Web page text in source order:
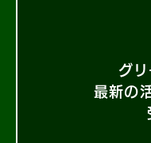
グ
最新の